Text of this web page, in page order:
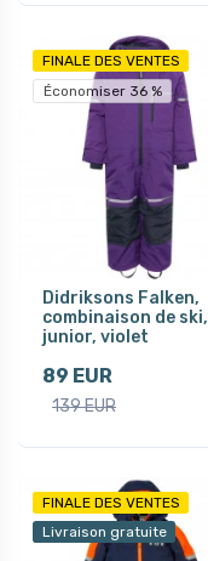
FINALE DES VENTES
Économiser 36 %
Didriksons Falken,
combinaison de ski,
junior, violet
89 EUR
139 EUR
FINALE DES VENTES
Livraison gratuite